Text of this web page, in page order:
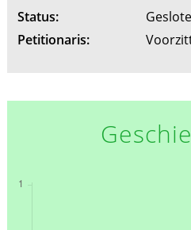
Status:
Petitionaris: